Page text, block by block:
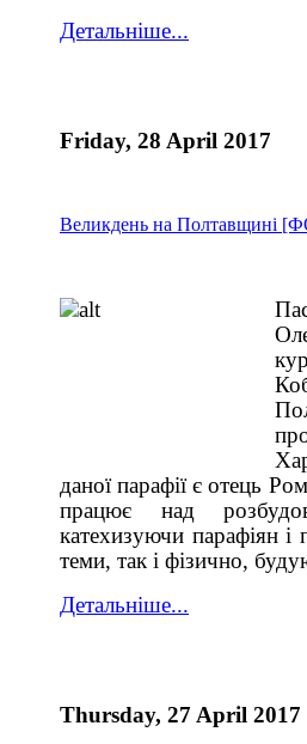
Детальніше...
Friday, 28 April 2017
Великдень на Полтавщині
даної парафії є отець
працює над
катехизуючи парафіян
теми, так і фізично,
Детальніше...
Thursday, 27 April 2017